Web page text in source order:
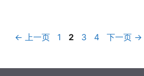
← 上一页
页
1
页
2
页
3
页
4 下一页 →